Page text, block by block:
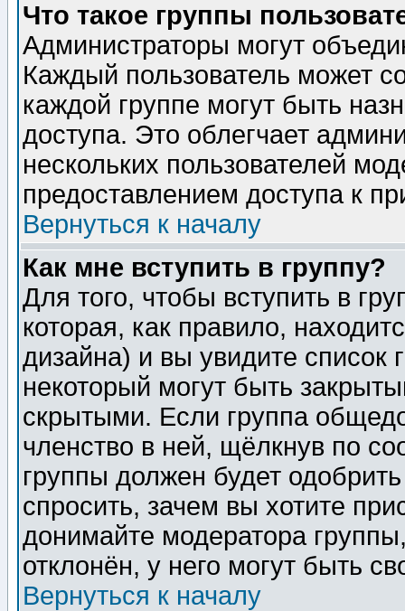
Что такое группы
Администраторы могут
Каждый пользователь может
каждой группе могут быть
доступа. Это облегчает
нескольких пользователей
предоставлением доступа к
Вернуться к началу
Как мне вступить в группу?
Для того, чтобы вступить в
которая, как правило,
дизайна) и вы увидите список
некоторый могут быть
скрытыми. Если группа
членство в ней, щёлкнув по
группы должен будет
спросить, зачем вы хотите
донимайте модератора
отклонён, у него могут быть
Вернуться к началу